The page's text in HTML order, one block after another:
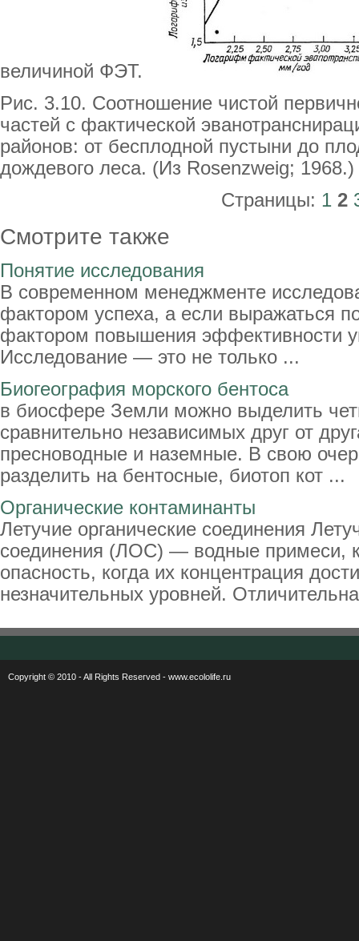
величиной ФЭТ.
Рис. 3.10. Соотношение чистой
частей с фактической
районов: от бесплодной пустыни до
дождевого леса. (Из Rosenzweig; 1968.)
Страницы: 1 2
Смотрите также
Понятие исследования
В современном менеджменте
фактором успеха, а если выражаться
фактором повышения эффективности
Исследование — это не только ...
Биогеография морского бентоса
в биосфере Земли можно выделить
сравнительно независимых друг от
пресноводные и наземные. В свою
разделить на бентосные, биотоп кот ...
Органические контаминанты
Летучие органические соединения
соединения (ЛОС) — водные примеси,
опасность, когда их концентрация
незначительных уровней.
Copyright © 2010 - All Rights Reserved - www.ecololife.ru